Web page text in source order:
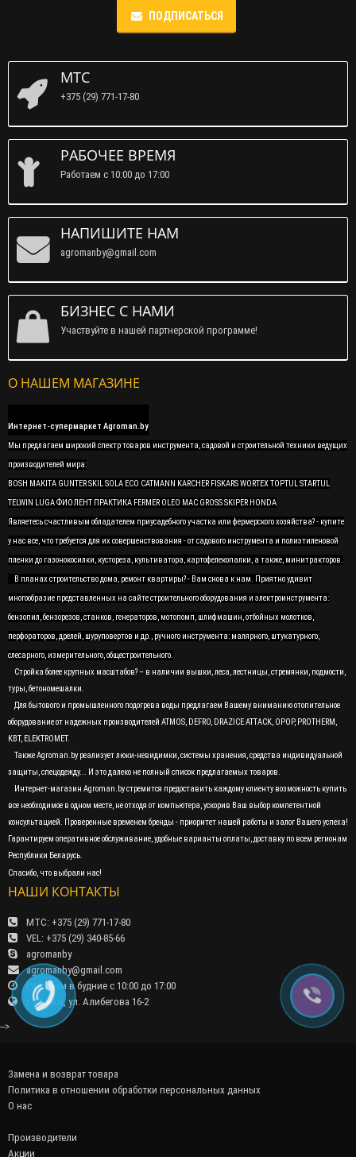
ПОДПИСАТЬСЯ
МТС
+375 (29) 771-17-80
РАБОЧЕЕ ВРЕМЯ
Работаем c 10:00 до 17:00
НАПИШИТЕ НАМ
agromanby@gmail.com
БИЗНЕС С НАМИ
Участвуйте в нашей партнерской программе!
О НАШЕМ МАГАЗИНЕ
Интернет-супермаркет Agroman.by
Мы предлагаем широкий спектр товаров инструмента, садовой и строительной техники ведущих
производителей мира:
BOSH MAKITA GUNTER SKIL SOLA ECO CATMANN KARCHER FISKARS WORTEX TOPTUL STARTUL
TELWIN LUGA ФИОЛЕНТ ПРАКТИКА FERMER OLEO MAC GROSS SKIPER HONDA
Являетесь счастливым обладателем приусадебного участка или фермерского хозяйства? - купите
у нас все, что требуется для их совершенствования - от садового инструмента и полиэтиленовой
пленки до газонокосилки, кустореза, культиватора, картофелекопалки, а также, минитракторов.
В планах строительство дома, ремонт квартиры? - Вам снова к нам. Приятно удивит
многообразие представленных на сайте строительного оборудования и электроинструмента:
бензопил, бензорезов, станков, генераторов, мотопомп, шлифмашин, отбойных молотков,
перфораторов, дрелей, шуруповертов и др., ручного инструмента: малярного, штукатурного,
слесарного, измерительного, общестроительного.
Стройка более крупных масштабов? – в наличии вышки, леса, лестницы, стремянки, подмости,
туры, бетономешалки.
Для бытового и промышленного подогрева воды предлагаем Вашему вниманию отопительное
оборудование от надежных производителей ATMOS, DEFRO, DRAZICE ATTACK, OPOP, PROTHERM,
KBT, ELEKTROMET.
Также Agroman.by реализует люки-невидимки, системы хранения, средства индивидуальной
защиты, спецодежду... И это далеко не полный список предлагаемых товаров.
Интернет-магазин Agroman.by стремится предоставить каждому клиенту возможность купить
все необходимое в одном месте, не отходя от компьютера, ускорив Ваш выбор компетентной
консультацией. Проверенные временем бренды - приоритет нашей работы и залог Вашего успеха!
Гарантируем оперативное обслуживание, удобные варианты оплаты, доставку по всем регионам
Республики Беларусь.
Спасибо, что выбрали нас!
НАШИ КОНТАКТЫ
МТС: +375 (29) 771-17-80
VEL: +375 (29) 340-85-66
agromanby
agromanby@gmail.com
Работаем в будние с 10:00 до 17:00
г. Минск, ул. Алибегова 16-2
-->
Замена и возврат товара
Политика в отношении обработки персональных данных
О нас
Производители
Акции